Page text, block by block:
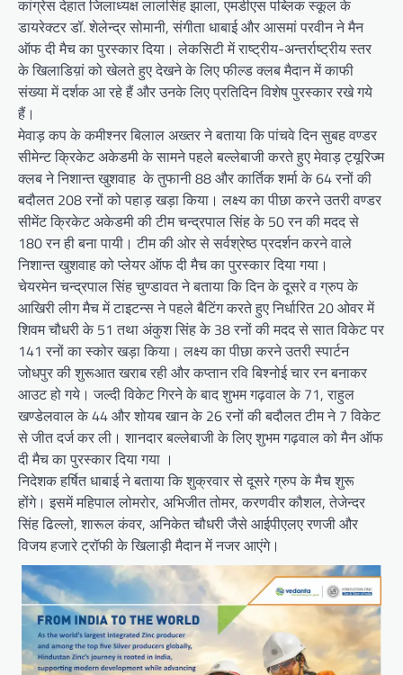
कांग्रेस देहात जिलाध्यक्ष लालसिंह झाला, एमडीएस पब्लिक स्कूल के
डायरेक्टर डॉ. शेलेन्द्र सोमानी, संगीता धाबाई और आसमां परवीन ने मैन
ऑफ दी मैच का पुरस्कार दिया। लेकसिटी में राष्ट्रीय-अन्तर्राष्ट्रीय स्तर
के खिलाडिय़ां को खेलते हुए देखने के लिए फील्ड क्लब मैदान में काफी
संख्या में दर्शक आ रहे हैं और उनके लिए प्रतिदिन विशेष पुरस्कार रखे गये
हैं।
मेवाड़ कप के कमीश्नर बिलाल अख्तर ने बताया कि पांचवे दिन सुबह वण्डर
सीमेन्ट क्रिकेट अकेडमी के सामने पहले बल्लेबाजी करते हुए मेवाड़ ट्यूरिज्म
क्लब ने निशान्त खुशवाह के तुफानी 88 और कार्तिक शर्मा के 64 रनों की
बदौलत 208 रनों को पहाड़ खड़ा किया। लक्ष्य का पीछा करने उतरी वण्डर
सीमेंट क्रिकेट अकेडमी की टीम चन्द्रपाल सिंह के 50 रन की मदद से
180 रन ही बना पायी। टीम की ओर से सर्वश्रेष्ठ प्रदर्शन करने वाले
निशान्त खुशवाह को प्लेयर ऑफ दी मैच का पुरस्कार दिया गया।
चेयरमेन चन्द्रपाल सिंह चुण्डावत ने बताया कि दिन के दूसरे व ग्रुप के
आखिरी लीग मैच में टाइटन्स ने पहले बैटिंग करते हुए निर्धारित 20 ओवर में
शिवम चौधरी के 51 तथा अंकुश सिंह के 38 रनों की मदद से सात विकेट पर
141 रनों का स्कोर खड़ा किया। लक्ष्य का पीछा करने उतरी स्पार्टन
जोधपुर की शुरूआत खराब रही और कप्तान रवि बिश्नोई चार रन बनाकर
आउट हो गये। जल्दी विकेट गिरने के बाद शुभम गढ़वाल के 71, राहुल
खण्डेलवाल के 44 और शोयब खान के 26 रनों की बदौलत टीम ने 7 विकेट
से जीत दर्ज कर ली। शानदार बल्लेबाजी के लिए शुभम गढ़वाल को मैन ऑफ
दी मैच का पुरस्कार दिया गया ।
निदेशक हर्षित धाबाई ने बताया कि शुक्रवार से दूसरे ग्रुप के मैच शुरू
होंगे। इसमें महिपाल लोमरोर, अभिजीत तोमर, करणवीर कौशल, तेजेन्दर
सिंह ढिल्लो, शारूल कंवर, अनिकेत चौधरी जैसे आईपीएलए रणजी और
विजय हजारे ट्रॉफी के खिलाड़ी मैदान में नजर आएंगे।